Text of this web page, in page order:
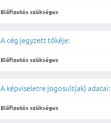
Előfizetés szükséges
A cég jegyzett tőkéje:
Előfizetés szükséges
A képviseletre jogosult(ak) adatai:
Előfizetés szükséges